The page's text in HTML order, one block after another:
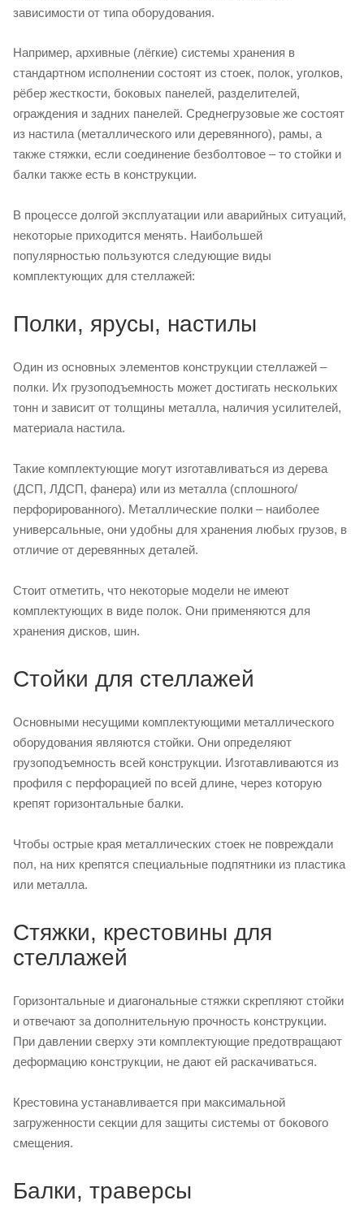
зависимости от типа оборудования.
Например, архивные (лёгкие) системы хранения в
стандартном исполнении состоят из стоек, полок, уголков,
рёбер жесткости, боковых панелей, разделителей,
ограждения и задних панелей. Среднегрузовые же состоят
из настила (металлического или деревянного), рамы, а
также стяжки, если соединение безболтовое – то стойки и
балки также есть в конструкции.
В процессе долгой эксплуатации или аварийных ситуаций,
некоторые приходится менять. Наибольшей
популярностью пользуются следующие виды
комплектующих для стеллажей:
Полки, ярусы, настилы
Один из основных элементов конструкции стеллажей –
полки. Их грузоподъемность может достигать нескольких
тонн и зависит от толщины металла, наличия усилителей,
материала настила.
Такие комплектующие могут изготавливаться из дерева
(ДСП, ЛДСП, фанера) или из металла (сплошного/
перфорированного). Металлические полки – наиболее
универсальные, они удобны для хранения любых грузов, в
отличие от деревянных деталей.
Стоит отметить, что некоторые модели не имеют
комплектующих в виде полок. Они применяются для
хранения дисков, шин.
Стойки для стеллажей
Основными несущими комплектующими металлического
оборудования являются стойки. Они определяют
грузоподъемность всей конструкции. Изготавливаются из
профиля с перфорацией по всей длине, через которую
крепят горизонтальные балки.
Чтобы острые края металлических стоек не повреждали
пол, на них крепятся специальные подпятники из пластика
или металла.
Стяжки, крестовины для
стеллажей
Горизонтальные и диагональные стяжки скрепляют стойки
и отвечают за дополнительную прочность конструкции.
При давлении сверху эти комплектующие предотвращают
деформацию конструкции, не дают ей раскачиваться.
Крестовина устанавливается при максимальной
загруженности секции для защиты системы от бокового
смещения.
Балки, траверсы